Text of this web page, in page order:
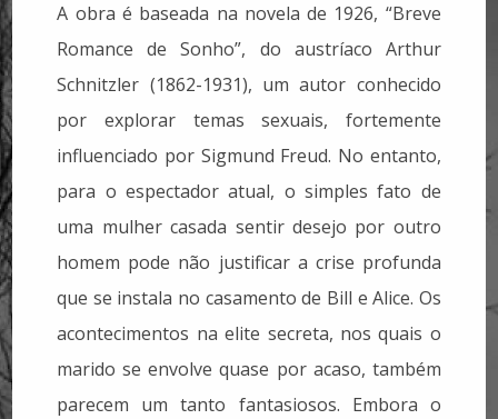
A obra é baseada na novela de 1926, “Breve
Romance de Sonho”, do austríaco Arthur
Schnitzler (1862-1931), um autor conhecido
por explorar temas sexuais, fortemente
influenciado por Sigmund Freud. No entanto,
para o espectador atual, o simples fato de
uma mulher casada sentir desejo por outro
homem pode não justificar a crise profunda
que se instala no casamento de Bill e Alice. Os
acontecimentos na elite secreta, nos quais o
marido se envolve quase por acaso, também
parecem um tanto fantasiosos. Embora o